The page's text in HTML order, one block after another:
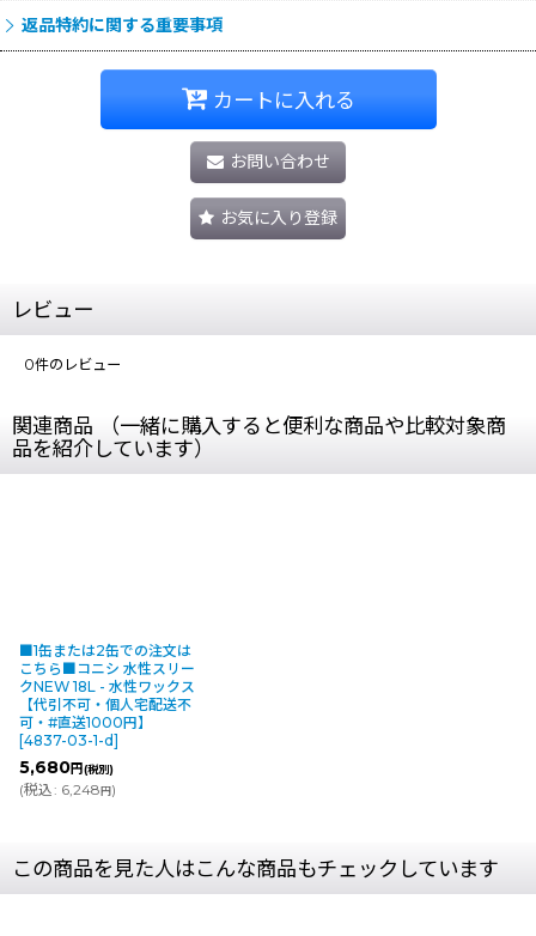
返品特約に関する重要事項
カートに入れる
お問い合わせ
お気に入り登録
レビュー
0件のレビュー
関連商品 （一緒に購入すると便利な商品や比較対象商
品を紹介しています）
■1缶または2缶での注文は
こちら■コニシ 水性スリー
クNEW 18L - 水性ワックス
【代引不可・個人宅配送不
可・#直送1000円】
[4837-03-1-d]
5,680円(税別)
(税込: 6,248円)
この商品を見た人はこんな商品もチェックしています